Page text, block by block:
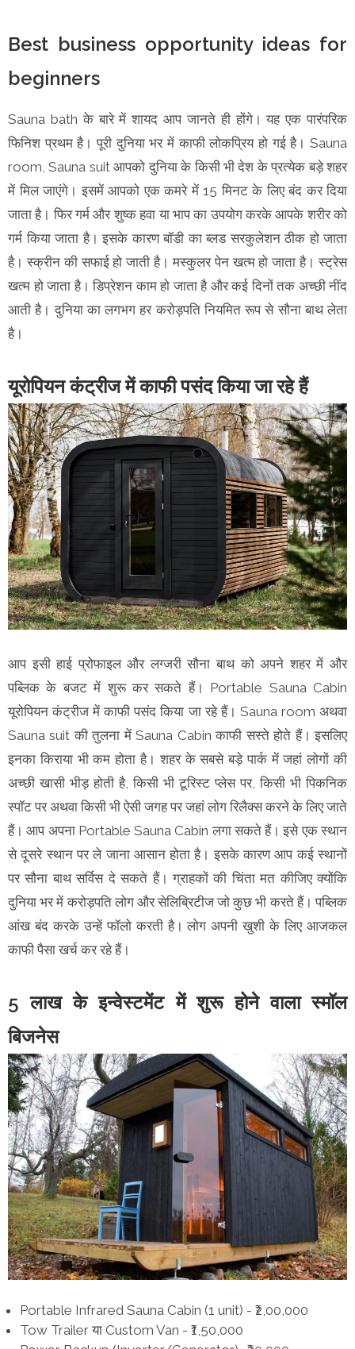
Best business opportunity ideas for
beginners
Sauna bath के बारे में शायद आप जानते ही होंगे। यह एक पारंपरिक
फिनिश प्रथम है। पूरी दुनिया भर में काफी लोकप्रिय हो गई है। Sauna
room, Sauna suit आपको दुनिया के किसी भी देश के प्रत्येक बड़े शहर
में मिल जाएंगे। इसमें आपको एक कमरे में 15 मिनट के लिए बंद कर दिया
जाता है। फिर गर्म और शुष्क हवा या भाप का उपयोग करके आपके शरीर को
गर्म किया जाता है। इसके कारण बॉडी का ब्लड सरकुलेशन ठीक हो जाता
है। स्क्रीन की सफाई हो जाती है। मस्कुलर पेन खत्म हो जाता है। स्ट्रेस
खत्म हो जाता है। डिप्रेशन काम हो जाता है और कई दिनों तक अच्छी नींद
आती है। दुनिया का लगभग हर करोड़पति नियमित रूप से सौना बाथ लेता
है।
यूरोपियन कंट्रीज में काफी पसंद किया जा रहे हैं
आप इसी हाई प्रोफाइल और लग्जरी सौना बाथ को अपने शहर में और
पब्लिक के बजट में शुरू कर सकते हैं। Portable Sauna Cabin
यूरोपियन कंट्रीज में काफी पसंद किया जा रहे हैं। Sauna room अथवा
Sauna suit की तुलना में Sauna Cabin काफी सस्ते होते हैं। इसलिए
इनका किराया भी कम होता है। शहर के सबसे बड़े पार्क में जहां लोगों की
अच्छी खासी भीड़ होती है, किसी भी टूरिस्ट प्लेस पर, किसी भी पिकनिक
स्पॉट पर अथवा किसी भी ऐसी जगह पर जहां लोग रिलैक्स करने के लिए जाते
हैं। आप अपना Portable Sauna Cabin लगा सकते हैं। इसे एक स्थान
से दूसरे स्थान पर ले जाना आसान होता है। इसके कारण आप कई स्थानों
पर सौना बाथ सर्विस दे सकते हैं। ग्राहकों की चिंता मत कीजिए क्योंकि
दुनिया भर में करोड़पति लोग और सेलिब्रिटीज जो कुछ भी करते हैं। पब्लिक
आंख बंद करके उन्हें फॉलो करती है। लोग अपनी खुशी के लिए आजकल
काफी पैसा खर्च कर रहे हैं।
5 लाख के इन्वेस्टमेंट में शुरू होने वाला स्मॉल
बिजनेस
Portable Infrared Sauna Cabin (1 unit) - ₹2,00,000
Tow Trailer या Custom Van - ₹1,50,000